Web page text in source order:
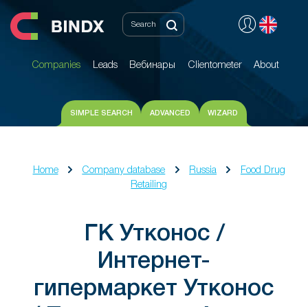
Companies Leads Вебинары Clientometer About
Companies Leads Вебинары Clientometer About
SIMPLE SEARCH ADVANCED WIZARD
Home Company database Russia
Food Drug
Retailing
ГК Утконос /
Интернет-
гипермаркет Утконос